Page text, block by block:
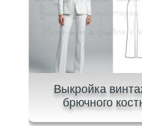
Выкройка
брючного